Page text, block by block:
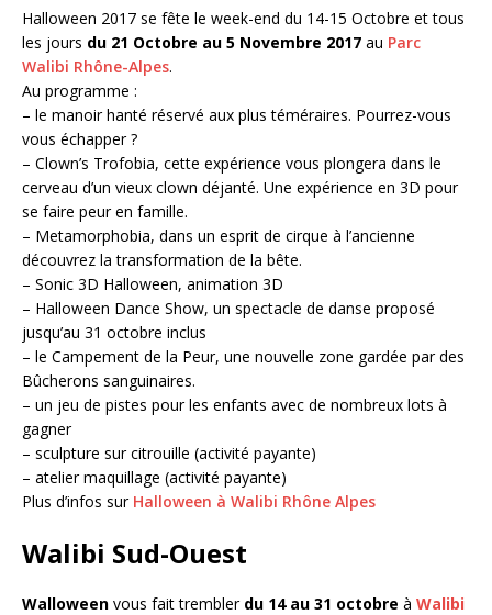
Halloween 2017 se fête le week-end du 14-15 Octobre et tous
les jours du 21 Octobre au 5 Novembre 2017 au Parc
Walibi Rhône-Alpes.
Au programme :
– le manoir hanté réservé aux plus téméraires. Pourrez-vous
vous échapper ?
– Clown’s Trofobia, cette expérience vous plongera dans le
cerveau d’un vieux clown déjanté. Une expérience en 3D pour
se faire peur en famille.
– Metamorphobia, dans un esprit de cirque à l’ancienne
découvrez la transformation de la bête.
– Sonic 3D Halloween, animation 3D
– Halloween Dance Show, un spectacle de danse proposé
jusqu’au 31 octobre inclus
– le Campement de la Peur, une nouvelle zone gardée par des
Bûcherons sanguinaires.
– un jeu de pistes pour les enfants avec de nombreux lots à
gagner
– sculpture sur citrouille (activité payante)
– atelier maquillage (activité payante)
Plus d’infos sur Halloween à Walibi Rhône Alpes
Walibi Sud-Ouest
Walloween vous fait trembler du 14 au 31 octobre à Walibi